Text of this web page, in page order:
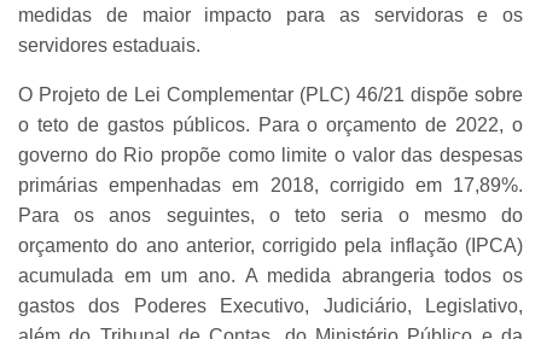
medidas de maior impacto para as servidoras e os
servidores estaduais.
O Projeto de Lei Complementar (PLC) 46/21 dispõe sobre
o teto de gastos públicos. Para o orçamento de 2022, o
governo do Rio propõe como limite o valor das despesas
primárias empenhadas em 2018, corrigido em 17,89%.
Para os anos seguintes, o teto seria o mesmo do
orçamento do ano anterior, corrigido pela inflação (IPCA)
acumulada em um ano. A medida abrangeria todos os
gastos dos Poderes Executivo, Judiciário, Legislativo,